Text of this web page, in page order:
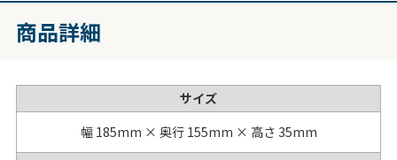
商品詳細
サイズ
幅 185mm × 奥行 155mm × 高さ 35mm